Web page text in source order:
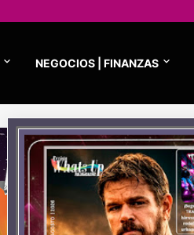
NEGOCIOS | FINANZAS